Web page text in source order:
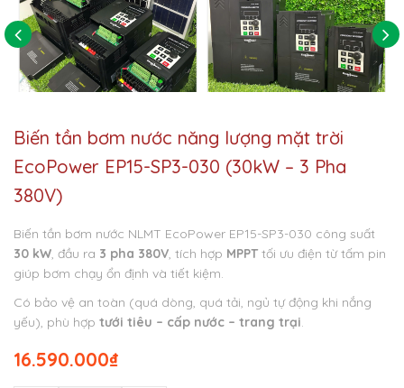
Biến tần bơm nước năng lượng mặt trời
EcoPower EP15-SP3-030 (30kW – 3 Pha
380V)
Biến tần bơm nước NLMT EcoPower EP15-SP3-030 công suất
30 kW, đầu ra 3 pha 380V, tích hợp MPPT tối ưu điện từ tấm pin
giúp bơm chạy ổn định và tiết kiệm.
Có bảo vệ an toàn (quá dòng, quá tải, ngủ tự động khi nắng
yếu), phù hợp tưới tiêu – cấp nước – trang trại.
₫
16.590.000